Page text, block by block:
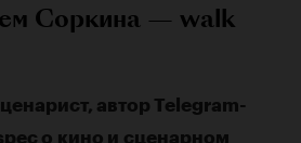
Соркина — walk
автор Telegram-
о кино и сценарном